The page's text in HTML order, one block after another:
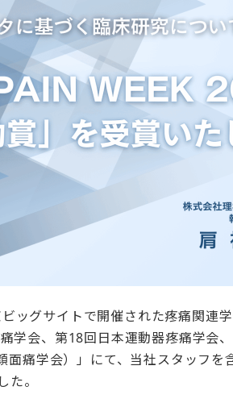
ッグサイトで開催された疼痛関連
学会、第18回日本運動器疼痛学会
面痛学会）」にて、当社スタッフ
。